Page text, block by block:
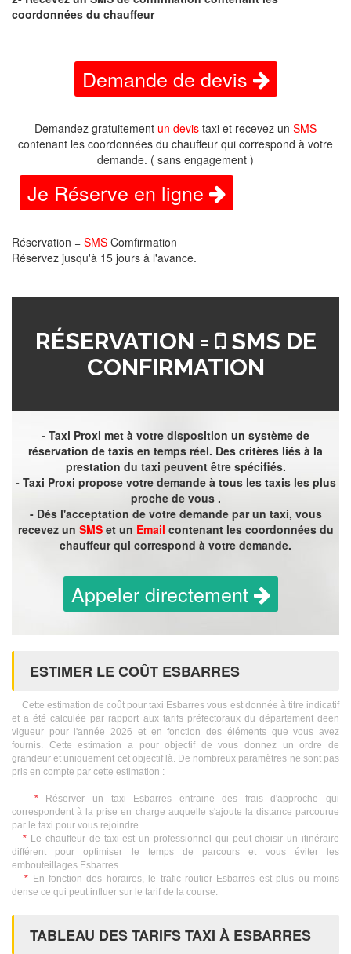
coordonnées du chauffeur
Demande de devis
Demandez gratuitement un devis taxi et recevez un SMS
contenant les coordonnées du chauffeur qui correspond à votre
demande. ( sans engagement )
Je Réserve en ligne
Réservation = SMS Comfirmation
Réservez jusqu'à 15 jours à l'avance.
RÉSERVATION =
SMS DE
CONFIRMATION
- Taxi Proxi met à votre disposition un système de
réservation de taxis en temps réel. Des critères liés à la
prestation du taxi peuvent être spécifiés.
- Taxi Proxi propose votre demande à tous les taxis les plus
proche de vous .
- Dés l'acceptation de votre demande par un taxi, vous
recevez un SMSet un Email contenant les coordonnées du
chauffeur qui correspond à votre demande.
Appeler directement
ESTIMER LE COÛT ESBARRES
Cette estimation de coût pour taxi Esbarres vous est donnée à titre indicatif
et a été calculée par rapport aux tarifs préfectoraux du département deen
vigueur pour l'année 2026 et en fonction des éléments que vous avez
fournis. Cette estimation a pour objectif de vous donnez un ordre de
grandeur et uniquement cet objectif là. De nombreux paramètres ne sont pas
pris en compte par cette estimation :
*Réserver un taxi Esbarres entraine des frais d'approche qui
correspondent à la prise en charge auquelle s'ajoute la distance parcourue
par le taxi pour vous rejoindre.
* Le chauffeur de taxi est un professionnel qui peut choisir un itinéraire
différent pour optimiser le temps de parcours et vous éviter les
embouteillages Esbarres.
* En fonction des horaires, le trafic routier Esbarres est plus ou moins
dense ce qui peut influer sur le tarif de la course.
TABLEAU DES TARIFS TAXI À ESBARRES